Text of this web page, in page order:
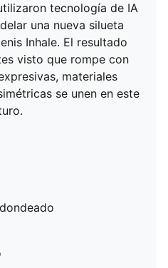
tecnología de IA
una nueva silueta
Inhale. El resultado
visto que rompe con
materiales
se unen en este